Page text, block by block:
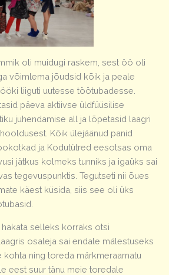
oli muidugi raskem, sest öö oli
võimlema jõudsid kõik ja peale
liiguti uutesse töötubadesse.
päeva aktiivse üldfüüsilise
juhendamise all ja lõpetasid laagri
Kõik ülejäänud panid
ja Kodutütred eesotsas oma
jätkus kolmeks tunniks ja igaüks sai
tegevuspunktis. Tegutseti nii õues
käest küsida, siis see oli üks
selleks korraks otsi
osaleja sai endale mälestuseks
ning toreda märkmeraamatu
eest suur tänu meie toredale